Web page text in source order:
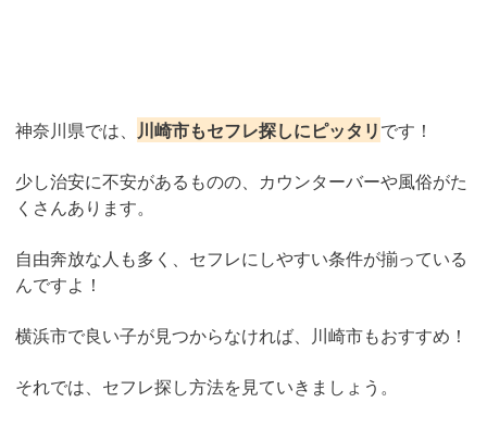
神奈川県では、 川崎市もセフレ探しにピッタリです！
少し治安に不安があるものの、カウンターバーや風俗がた
くさんあります。
自由奔放な人も多く、セフレにしやすい条件が揃っている
んですよ！
横浜市で良い子が見つからなければ、川崎市もおすすめ！
それでは、セフレ探し方法を見ていきましょう。